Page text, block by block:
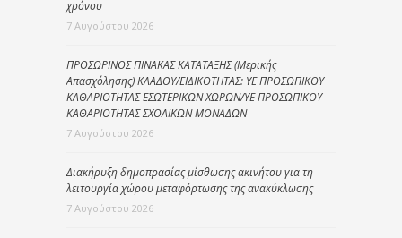
χρόνου
7 Αυγούστου 2026
ΠΡΟΣΩΡΙΝΟΣ ΠΙΝΑΚΑΣ ΚΑΤΑΤΑΞΗΣ (Μερικής
Απασχόλησης) ΚΛΑΔΟΥ/ΕΙΔΙΚΟΤΗΤΑΣ: ΥΕ ΠΡΟΣΩΠΙΚΟΥ
ΚΑΘΑΡΙΟΤΗΤΑΣ ΕΣΩΤΕΡΙΚΩΝ ΧΩΡΩΝ/ΥΕ ΠΡΟΣΩΠΙΚΟΥ
ΚΑΘΑΡΙΟΤΗΤΑΣ ΣΧΟΛΙΚΩΝ ΜΟΝΑΔΩΝ
7 Αυγούστου 2026
Διακήρυξη δημοπρασίας μίσθωσης ακινήτου για τη
λειτουργία χώρου μεταφόρτωσης της ανακύκλωσης
7 Αυγούστου 2026